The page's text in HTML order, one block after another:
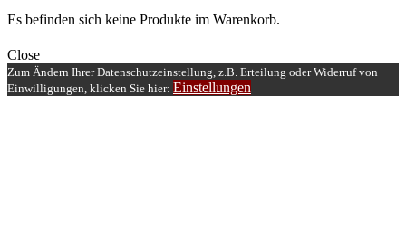
Es befinden sich keine Produkte im Warenkorb.
Close
Zum Ändern Ihrer Datenschutzeinstellung, z.B. Erteilung oder Widerruf von
Einwilligungen, klicken Sie hier: Einstellungen